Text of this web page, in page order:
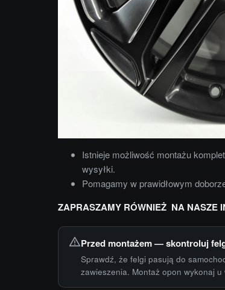
Istnieje możliwość montażu
wysyłki.
Pomagamy w prawidłowym
ZAPRASZAMY RÓWNIEŻ NA NASZE
Przed montażem — skontroluj
Sprawdź, że felgi pasują do
zawieszenia. Montaż opon wykonaj